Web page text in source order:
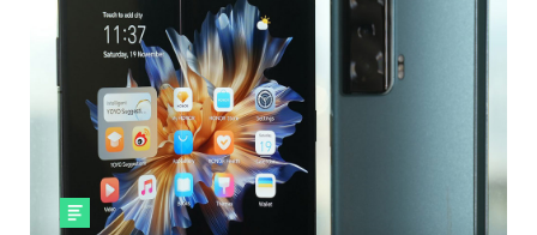
Smartphones